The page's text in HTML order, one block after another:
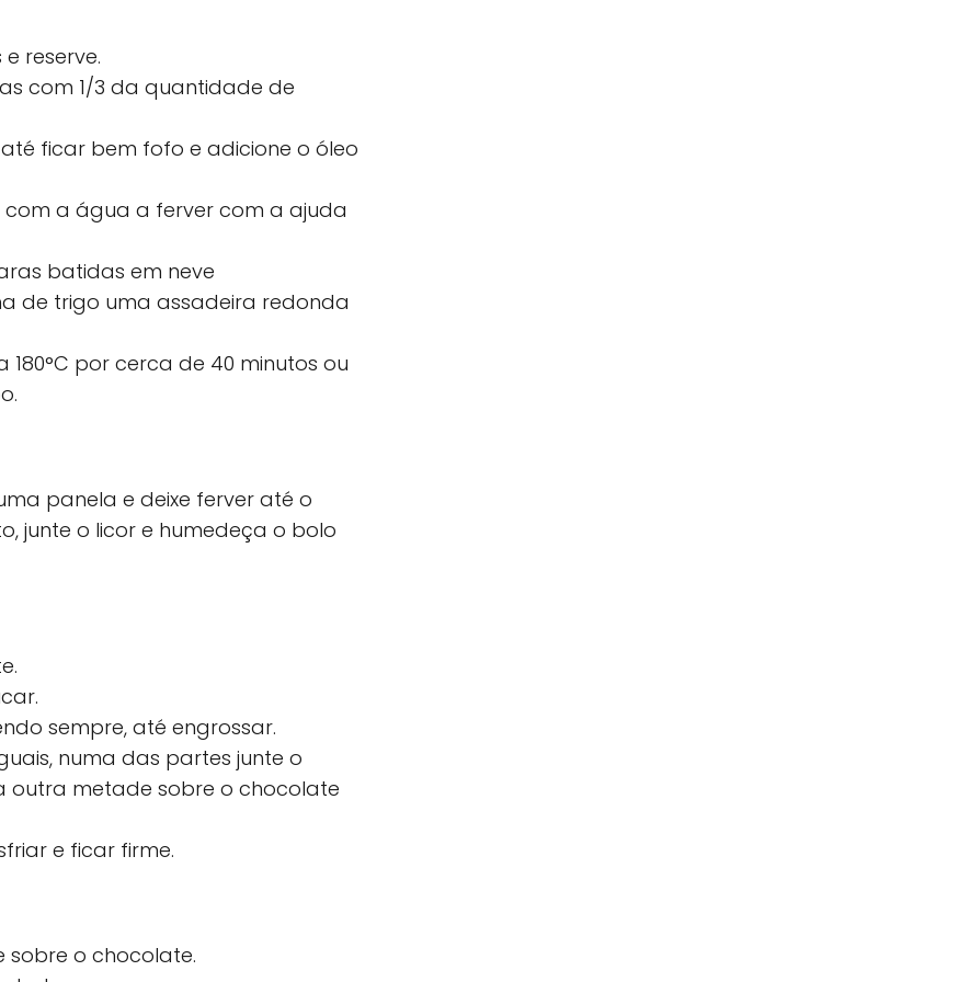
reserve.
com 1/3 da quantidade de
ficar bem fofo e adicione o óleo
com a água a ferver com a ajuda
batidas em neve
de trigo uma assadeira redonda
por cerca de 40 minutos ou
panela e deixe ferver até o
junte o licor e humedeça o bolo
sempre, até engrossar.
numa das partes junte o
outra metade sobre o chocolate
e ficar firme.
sobre o chocolate.